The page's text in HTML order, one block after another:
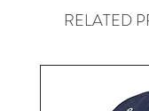
理想の物を追及
ールとプライシ
RELATED